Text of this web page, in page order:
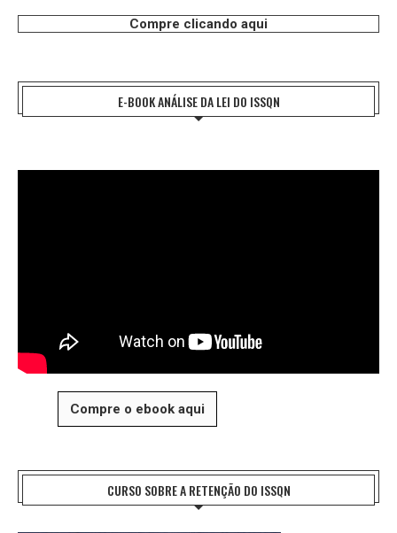
Compre clicando aqui
E-BOOK ANÁLISE DA LEI DO ISSQN
Compre o ebook aqui
CURSO SOBRE A RETENÇÃO DO ISSQN